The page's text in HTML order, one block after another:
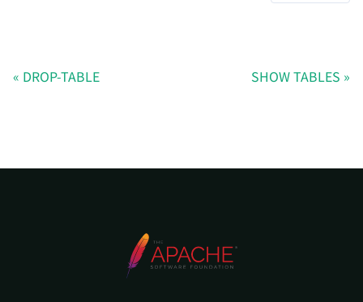
DROP-TABLE SHOW TABLES